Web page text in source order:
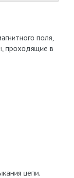
поля,
проходящие в
цепи.